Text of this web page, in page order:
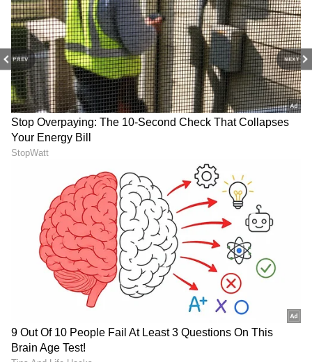
PREV NEXT
LATEST VIDEOS
ಆರೋಗ್ಯ, ಸೌಂದರ್ಯ, ಫಿಟ್‌ನೆಸ್,ಕಿಚನ್ ಟಿಪ್ಸ್‌,
ಸಂಬಂಧ, ಫ್ಯಾಷನ್, ರೆಸಿಪಿ ಅಪ್ಡೇಟ್‌ಗಳಿಗಾಗಿ
ಏಷ್ಯಾನೆಟ್ ಸುವರ್ಣ ನ್ಯೂಸ್‌ ಫಾಲೋ ಮಾಡಿ.
ಸಂಪೂರ್ಣ ಮಾಹಿತಿ ಒಂದೇ ಕ್ಲಿಕ್‌ನಲ್ಲಿ ಲಭ್ಯ. ಏಷ್ಯಾನೆಟ್
ಸುವರ್ಣ ನ್ಯೂಸ್ ಅಧಿಕೃತ ಆ್ಯಪ್ ಡೌನ್‌ಲೋಡ್ ಮಾಡಿ
ಹಾಗು ಎಲ್ಲಾ ಅಪ್‌ಡೇಟ್ ಗಳನ್ನು ಪಡೆಯಿರಿ.
ABOUT THE AUTHOR
Mahmad Rafik